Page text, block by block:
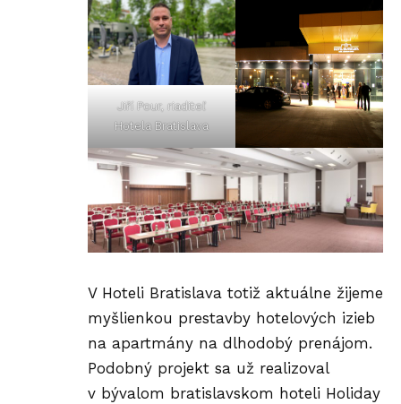
Jiří Pour, riaditeľ
Hotela Bratislava
V Hoteli Bratislava totiž aktuálne žijeme
myšlienkou prestavby hotelových izieb
na apartmány na dlhodobý prenájom.
Podobný projekt sa už realizoval
v bývalom bratislavskom hoteli Holiday